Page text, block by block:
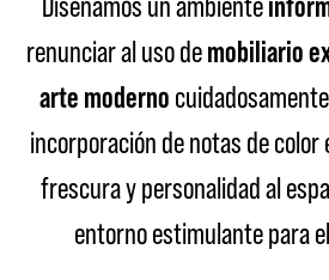
Diseñamos un ambiente
renunciar al uso demobiliario
arte moderno
incorporación de notas de
frescura y personalidad al
entorno estimulante para